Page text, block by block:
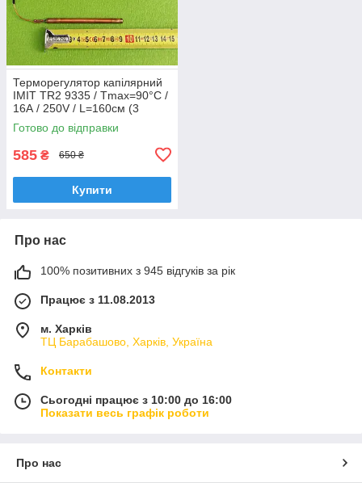
Терморегулятор капілярний
IMIT TR2 9335 / Tmax=90°C /
16А / 250V / L=160см (3
контакти) до електрокотлів
"TENKO"
Готово до відправки
585 ₴ 650 ₴
Купити
Про нас
100% позитивних з 945 відгуків за рік
Працює з 11.08.2013
м. Харків
ТЦ Барабашово, Харків, Україна
Контакти
Сьогодні працює з 10:00 до 16:00
Показати весь графік роботи
Про нас